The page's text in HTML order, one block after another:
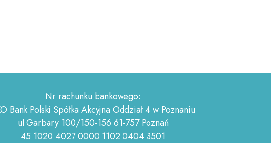
Nr rachunku bankowego:
Bank Polski Spółka Akcyjna Oddział 4 w Poznaniu
ul.Garbary 100/150-156 61-757 Poznań
45 1020 4027 0000 1102 0404 3501